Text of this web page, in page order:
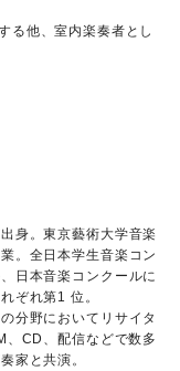
る他、室内楽奏者とし
身。東京藝術大学音楽
。全日本学生音楽コン
日本音楽コンクールに
ぞれ第1 位。
分野においてリサイタ
、CD、配信などで数多
家と共演。